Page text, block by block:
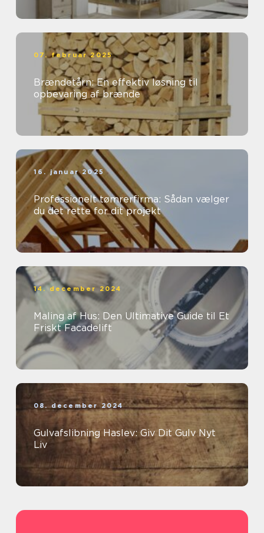
07. februar 2025
Brændetårn: En effektiv løsning til
opbevaring af brænde
16. januar 2025
Professionelt tømrerfirma: Sådan vælger
du det rette for dit projekt
14. december 2024
Maling af Hus: Den Ultimative Guide til Et
Friskt Facadelift
08. december 2024
Gulvafslibning Haslev: Giv Dit Gulv Nyt
Liv